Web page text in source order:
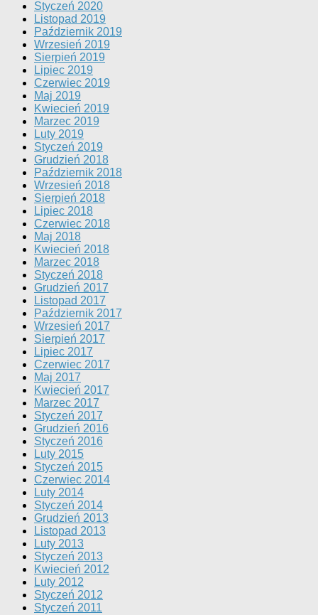
Styczeń 2020
Listopad 2019
Październik 2019
Wrzesień 2019
Sierpień 2019
Lipiec 2019
Czerwiec 2019
Maj 2019
Kwiecień 2019
Marzec 2019
Luty 2019
Styczeń 2019
Grudzień 2018
Październik 2018
Wrzesień 2018
Sierpień 2018
Lipiec 2018
Czerwiec 2018
Maj 2018
Kwiecień 2018
Marzec 2018
Styczeń 2018
Grudzień 2017
Listopad 2017
Październik 2017
Wrzesień 2017
Sierpień 2017
Lipiec 2017
Czerwiec 2017
Maj 2017
Kwiecień 2017
Marzec 2017
Styczeń 2017
Grudzień 2016
Styczeń 2016
Luty 2015
Styczeń 2015
Czerwiec 2014
Luty 2014
Styczeń 2014
Grudzień 2013
Listopad 2013
Luty 2013
Styczeń 2013
Kwiecień 2012
Luty 2012
Styczeń 2012
Styczeń 2011